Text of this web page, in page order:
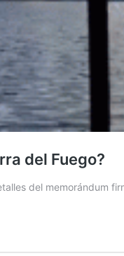
del Fuego?
del memorándum